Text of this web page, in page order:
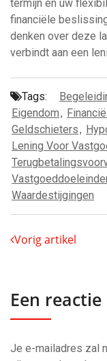
termijn en uw
financiële
denken over deze
verbindt aan een
Tags:
Eigendom,
Geldschieters,
Lening Voor
Waardestijgingen
Vorig artikel
Een
Je e-mailadres zal